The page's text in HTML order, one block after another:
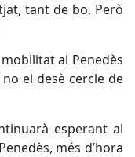
tant de bo. Però
al Penedès
el desè cercle de
esperant al
més d’hora